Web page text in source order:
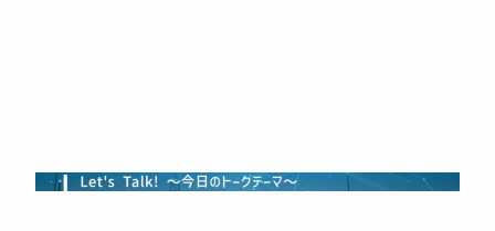
NOW PRINTING...